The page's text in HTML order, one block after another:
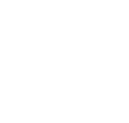
>
>